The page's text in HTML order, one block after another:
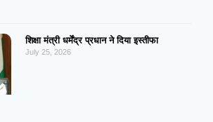
शिक्षा मंत्री धर्मेंद्र प्रधान ने दिया इस्तीफा
July 25, 2026